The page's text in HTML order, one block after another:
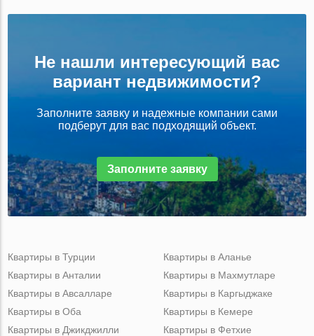
Не нашли интересующий вас
вариант недвижимости?
Заполните заявку и надежные компании сами
подберут для вас подходящий объект.
Заполните заявку
Квартиры в Турции
Квартиры в Анталии
Квартиры в Авсалларе
Квартиры в Оба
Квартиры в Джикджилли
Квартиры в Аланье
Квартиры в Махмутларе
Квартиры в Каргыджаке
Квартиры в Кемере
Квартиры в Фетхие